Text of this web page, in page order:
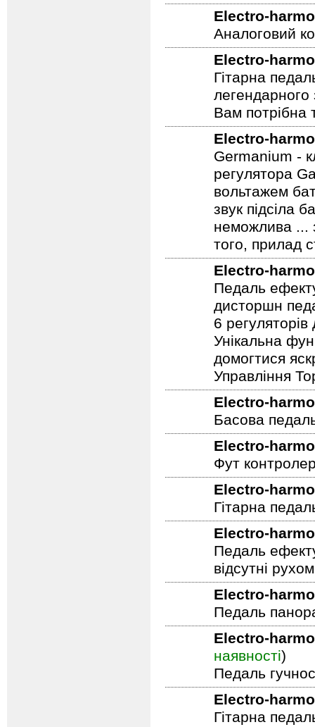
Electro-
Гітарна
Electro-
Аналоговий
Electro-
Гітарна
Вам потрібна
Electro-
Germanium -
регулятора
вольтажем
звук підсіла
неможлива ...
того, прилад
Electro-
Педаль
дисторшн
6
Унікальна
домогтися
Управління
Electro-
Басова
Electro-
Фут
Electro-
Гітарна
Electro-
Педаль
відсутні
Electro-
Педаль
Electro-
наявності)
Педаль